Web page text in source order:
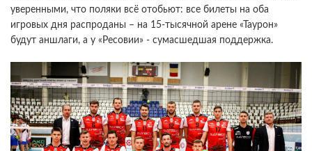
уверенными, что поляки всё отобьют: все билеты на оба
игровых дня распроданы – на 15-тысячной арене «Таурон»
будут аншлаги, а у «Ресовии» - сумасшедшая поддержка.